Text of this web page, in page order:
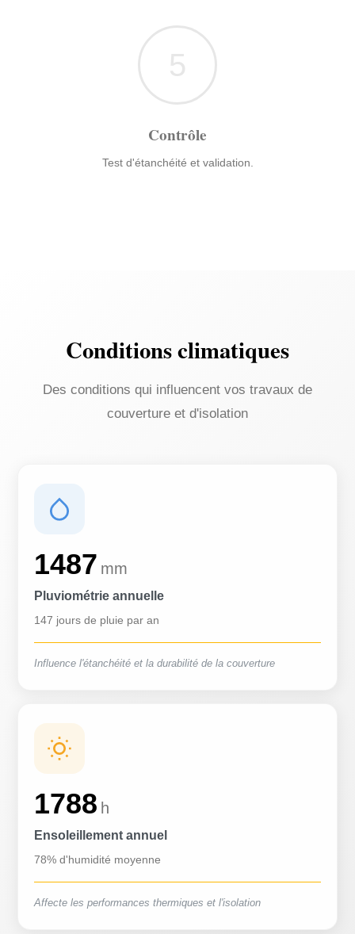
5
Contrôle
Test d'étanchéité et validation.
Conditions climatiques
Des conditions qui influencent vos travaux de
couverture et d'isolation
1487 mm
Pluviométrie annuelle
147 jours de pluie par an
Influence l'étanchéité et la durabilité de la couverture
1788 h
Ensoleillement annuel
78% d'humidité moyenne
Affecte les performances thermiques et l'isolation